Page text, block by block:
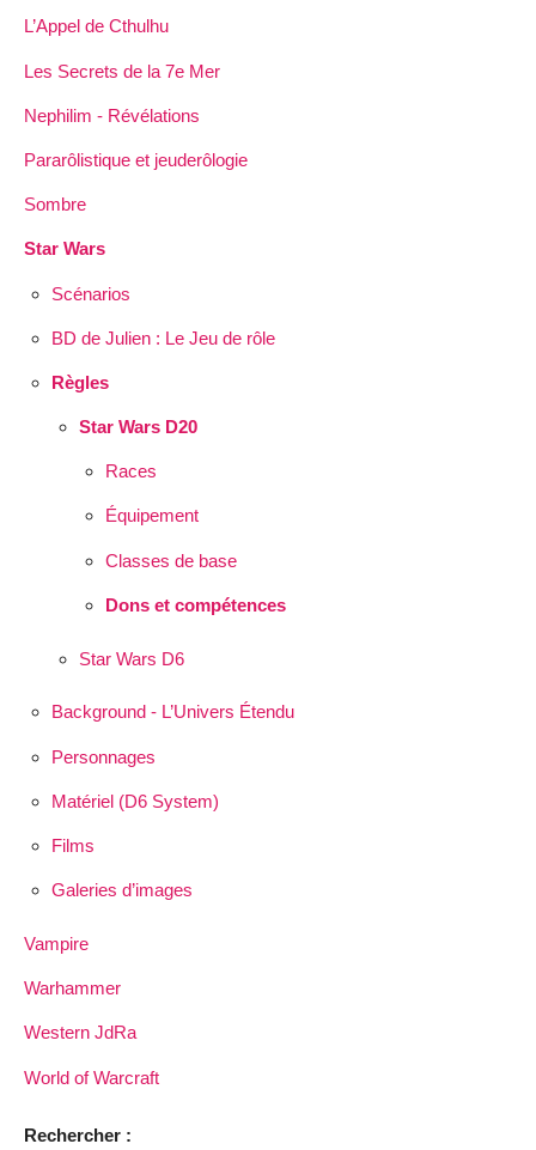
L’Appel de Cthulhu
Les Secrets de la 7e Mer
Nephilim - Révélations
Pararôlistique et jeuderôlogie
Sombre
Star Wars
Scénarios
BD de Julien : Le Jeu de rôle
Règles
Star Wars D20
Races
Équipement
Classes de base
Dons et compétences
Star Wars D6
Background - L’Univers Étendu
Personnages
Matériel (D6 System)
Films
Galeries d’images
Vampire
Warhammer
Western JdRa
World of Warcraft
Rechercher :